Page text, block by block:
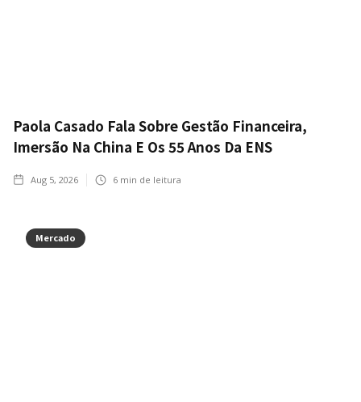
Paola Casado Fala Sobre Gestão Financeira,
Imersão Na China E Os 55 Anos Da ENS
Aug 5, 2026 6 min de leitura
Mercado